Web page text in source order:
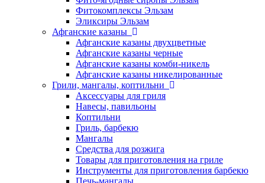
Фитокомплексы Эльзам
Эликсиры Эльзам
Афганские казаны
Афганские казаны двухцветные
Афганские казаны черные
Афганские казаны комби-никель
Афганские казаны никелированные
Грили, мангалы, коптильни
Аксессуары для гриля
Навесы, павильоны
Коптильни
Гриль, барбекю
Мангалы
Средства для розжига
Товары для приготовления на гриле
Инструменты для приготовления барбекю
Печь-мангалы